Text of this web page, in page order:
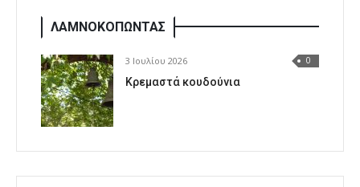
ΛΑΜΝΟΚΟΠΩΝΤΑΣ
3 Ιουλίου 2026 0
Κρεμαστά κουδούνια